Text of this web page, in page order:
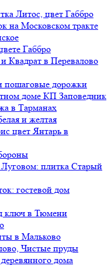
Литос, цвет Габбро
на Московском тракте
Габбро
Квадрат в Перевалово
пошаговые дорожки
доме КП Заповедник
в Тарманах
и желтая
цвет Янтарь в
Луговом: плитка Старый
гостевой дом
ключ в Тюмени
в Мальково
Чистые пруды
дома